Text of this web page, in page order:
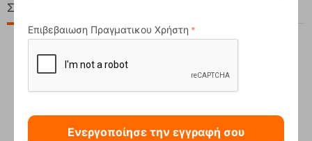
Σχετικά Προϊόντα
16%
Επιβεβαιωση Πραγματικου Χρήστη
Ενεργοποίησε την εγγραφή σου